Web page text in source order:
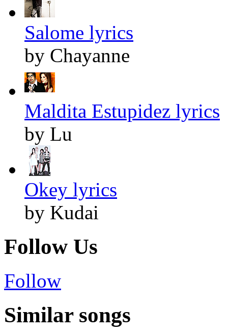
Salome lyrics
by Chayanne
Maldita Estupidez lyrics
by Lu
Okey lyrics
by Kudai
Follow Us
Follow
Similar songs